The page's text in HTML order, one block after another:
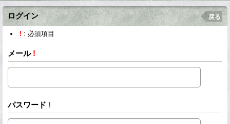
ログイン 戻る
! : 必須項目
メール !
パスワード !